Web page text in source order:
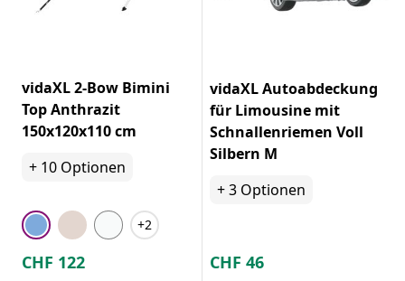
vidaXL 2-Bow Bimini
Top Anthrazit
150x120x110 cm
+ 10 Optionen
+2
CHF 122
vidaXL Autoabdeckung
für Limousine mit
Schnallenriemen Voll
Silbern M
+3 Optionen
CHF 46